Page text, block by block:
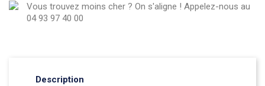
Vous trouvez moins cher ? On s'aligne ! Appelez-nous au
04 93 97 40 00
Description